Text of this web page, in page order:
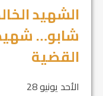
الشهيد
شابو…
القضية
الأحد يونيو 28